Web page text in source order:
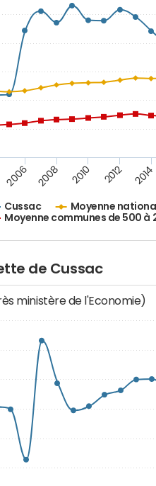
Cussac
Moyenne
Moyenne communes de 500
2006 2008 2010 2012 2014
de Cussac
ministère de l'Economie)